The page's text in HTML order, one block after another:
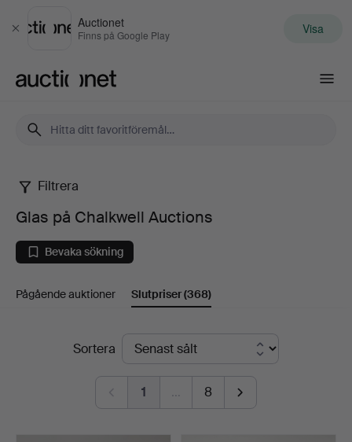
Stäng
Auctionet
Finns på Google Play Visa
Glas
på
Chalkwell
Auctions
Filtrera
Glas på Chalkwell Auctions
Bevaka sökning
Pågående auktioner Slutpriser(368)
SlutpriserSortera
1 … 8